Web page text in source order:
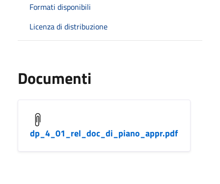
Formati disponibili
Licenza di distribuzione
Documenti
dp_4_01_rel_doc_di_piano_appr.pdf